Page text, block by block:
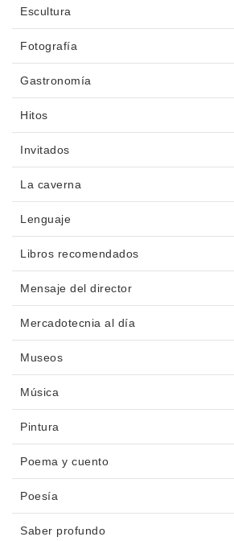
Escultura
Fotografía
Gastronomía
Hitos
Invitados
La caverna
Lenguaje
Libros recomendados
Mensaje del director
Mercadotecnia al día
Museos
Música
Pintura
Poema y cuento
Poesía
Saber profundo